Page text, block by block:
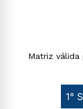
Matriz válida
1°